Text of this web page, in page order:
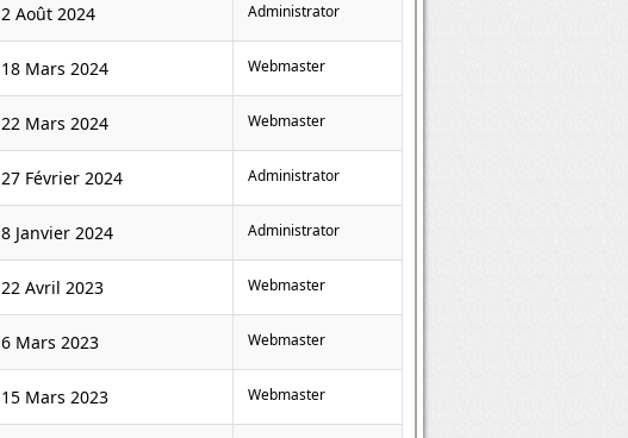
2 Août 2024 Administrator
18 Mars 2024 Webmaster
22 Mars 2024 Webmaster
27 Février 2024 Administrator
8 Janvier 2024 Administrator
22 Avril 2023 Webmaster
6 Mars 2023 Webmaster
15 Mars 2023 Webmaster